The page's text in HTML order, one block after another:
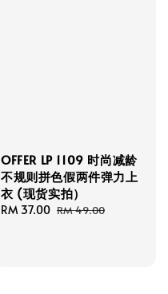
OFFER LP 1109 时尚减龄
不规则拼色假两件弹力上
衣 (现货实拍）
Sale
RM 37.00 Regular
RM 49.00